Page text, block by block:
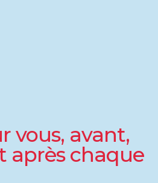
vous, avant,
après chaque